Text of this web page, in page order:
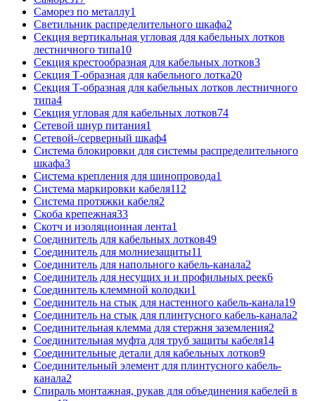
Саморез по металлу1
Светильник распределительного шкафа2
Секция вертикальная угловая для кабельных лотков
лестничного типа10
Секция крестообразная для кабельных лотков3
Секция Т-образная для кабельного лотка20
Секция Т-образная для кабельных лотков лестничного
типа4
Секция угловая для кабельных лотков74
Сетевой шнур питания1
Сетевой-/серверный шкаф4
Система блокировки для системы распределительного
шкафа3
Система крепления для шинопровода1
Система маркировки кабеля112
Система протяжки кабеля2
Скоба крепежная33
Скотч и изоляционная лента1
Соединитель для кабельных лотков49
Соединитель для молниезащиты11
Соединитель для напольного кабель-канала2
Соединитель для несущих и и профильных реек6
Соединитель клеммной колодки1
Соединитель на стык для настенного кабель-канала19
Соединитель на стык для плинтусного кабель-канала2
Соединительная клемма для стержня заземления2
Соединительная муфта для труб защиты кабеля14
Соединительные детали для кабельных лотков9
Соединительный элемент для плинтусного кабель-
канала2
Спираль монтажная, рукав для объединения кабелей в